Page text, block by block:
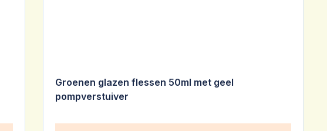
Groenen glazen flessen 50ml met geel
pompverstuiver